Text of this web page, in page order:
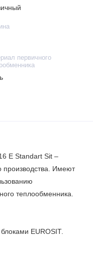
первичного
Е Standart Sit –
производства. Имеют
теплообменника.
EUROSIT.